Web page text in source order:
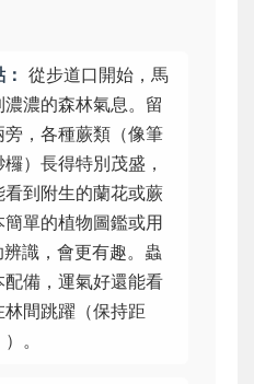
從步道口開始，馬
濃的森林氣息。留
，各種蕨類（像筆
）長得特別茂盛，
到附生的蘭花或蕨
單的植物圖鑑或用
識，會更有趣。蟲
備，運氣好還能看
林間跳躍（保持距
。